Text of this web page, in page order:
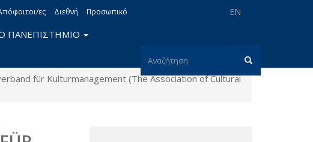
EN
ες Διεθνή Προσωπικό
Φόρμα
αναζήτησης
Αναζήτηση
ΠΑΝΕΠΙΣΤΗΜΙΟ
für Kulturmanagement (The Association of Cultural